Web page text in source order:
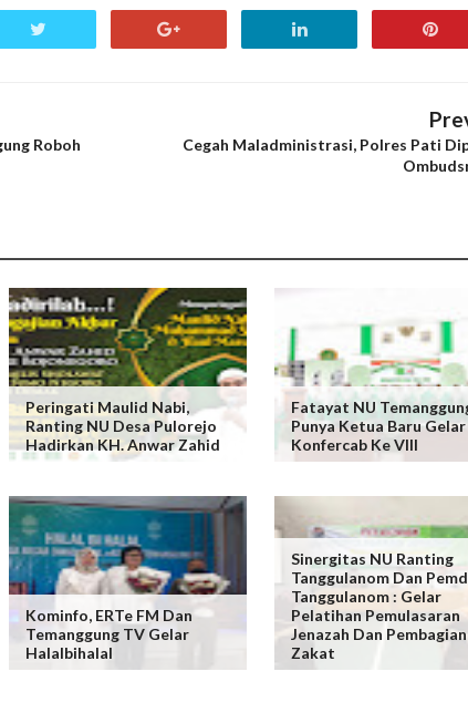
Roboh
Cegah Maladministrasi, Polres Pati
Peringati Maulid Nabi,
Ranting NU Desa Pulorejo
Hadirkan KH. Anwar Zahid
Fatayat NU
Punya Ketua Baru Gelar
Konfercab Ke VIII
Kominfo, ERTe FM Dan
Temanggung TV Gelar
Halalbihalal
Sinergitas NU Ranting
Tanggulanom Dan
Tanggulanom : Gelar
Pelatihan Pemulasaran
Jenazah Dan Pembagian
Zakat